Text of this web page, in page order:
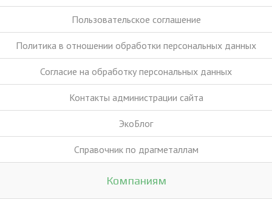
Пользовательское соглашение
Политика в отношении обработки персональных данных
Согласие на обработку персональных данных
Контакты администрации сайта
ЭкоБлог
Справочник по драгметаллам
Компаниям